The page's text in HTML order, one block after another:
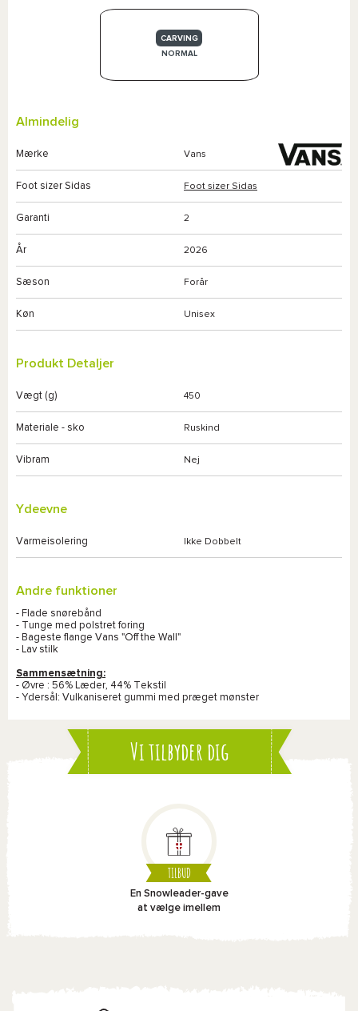
CARVING
NORMAL
Almindelig
Mærke Vans
Foot sizer Sidas Foot sizer Sidas
Garanti 2
År 2026
Sæson Forår
Køn Unisex
Produkt Detaljer
Vægt (g) 450
Materiale - sko Ruskind
Vibram Nej
Ydeevne
Varmeisolering Ikke Dobbelt
Andre funktioner
- Flade snørebånd
- Tunge med polstret foring
- Bageste flange Vans "Off the Wall"
- Lav stilk
Sammensætning:
- Øvre : 56% Læder, 44% Tekstil
- Ydersål: Vulkaniseret gummi med præget mønster
Vi tilbyder dig
TILBUD
En Snowleader-gave
at vælge imellem